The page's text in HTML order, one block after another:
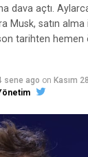
dava açtı.
Musk, satın
tarihten hemen
sene ago on Kasım